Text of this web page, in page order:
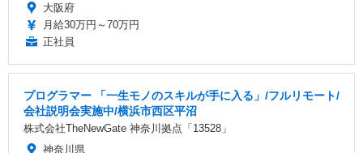
大阪府
月給30万円～70万円
正社員
プログラマー 「一生モノのスキルが手に入る」/フルリモート/
会社説明会実施中/横浜市西区平沼
株式会社TheNewGate 神奈川拠点「13528」
神奈川県